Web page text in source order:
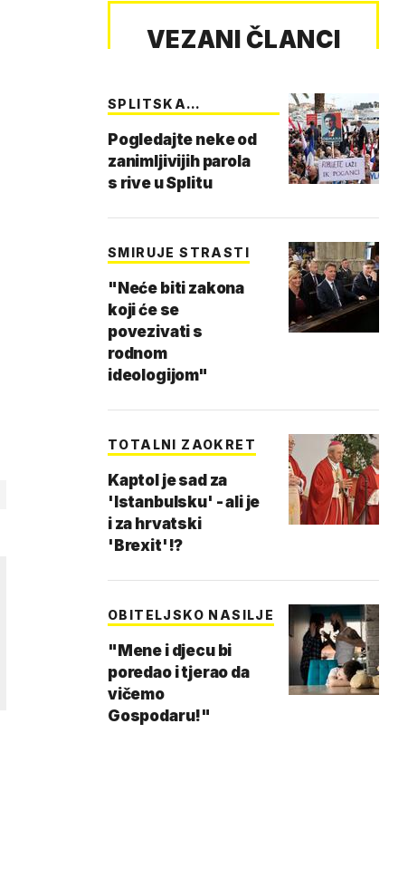
VEZANI ČLANCI
SPLITSKA
Pogledajte neke od
zanimljivijih parola
s rive u Splitu
SMIRUJE STRASTI
"Neće biti zakona
koji će se
povezivati s
rodnom
ideologijom"
TOTALNI ZAOKRET
Kaptol je sad za
'Istanbulsku' - ali je
i za hrvatski
'Brexit'!?
OBITELJSKO NASILJE
"Mene i djecu bi
poredao i tjerao da
vičemo
Gospodaru!"